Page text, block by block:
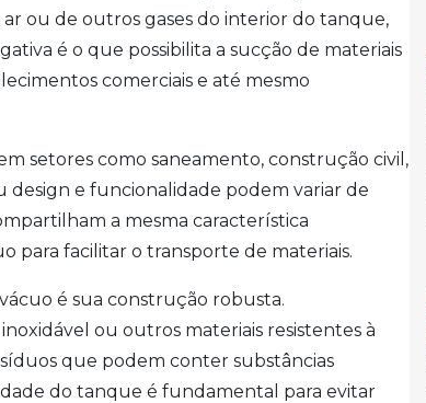
ou de outros gases do interior do tanque,
é o que possibilita a sucção de materiais
comerciais e até mesmo
setores como saneamento, construção civil,
design e funcionalidade podem variar de
a mesma característica
para facilitar o transporte de materiais.
é sua construção robusta.
ou outros materiais resistentes à
que podem conter substâncias
do tanque é fundamental para evitar